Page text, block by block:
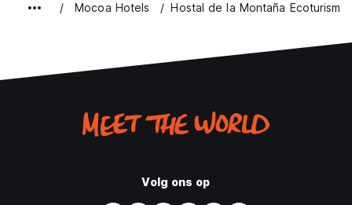
Mocoa Hotels Hostal de la Montaña Ecoturismo
Volg ons op